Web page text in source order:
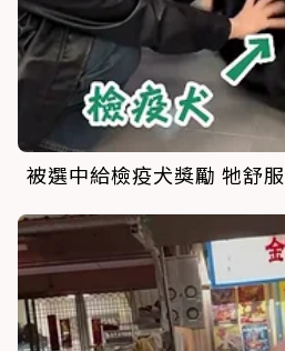
被選中給檢疫犬獎勵 牠舒